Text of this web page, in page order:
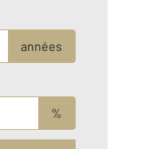
années
%